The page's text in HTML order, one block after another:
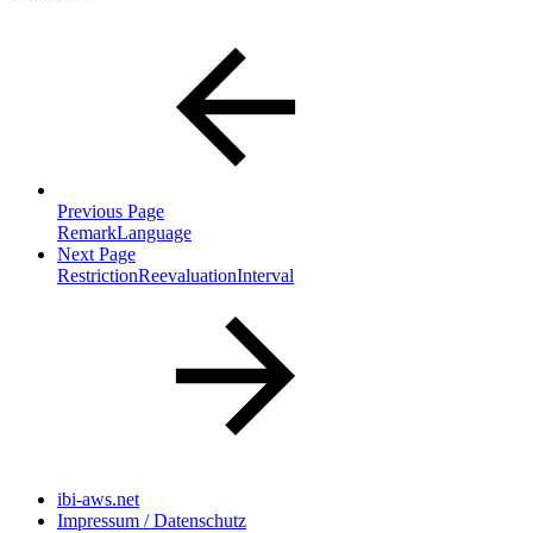
Previous Page
RemarkLanguage
Next Page
RestrictionReevaluationInterval
ibi-aws.net
Impressum / Datenschutz